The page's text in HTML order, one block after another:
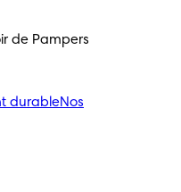
de Pampers
durableNos